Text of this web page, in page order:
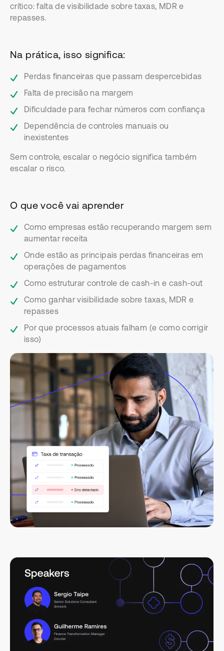
crítico: falta de visibilidade sobre taxas, MDR e
repasses.
Na prática, isso significa:
Perdas financeiras que passam despercebidas
Falta de precisão na margem
Dificuldade para fechar números com confiança
Dependência de controles manuais ou
inexistentes
Sem controle, escalar o negócio significa também
escalar o risco.
O que você vai aprender
Como empresas estão recuperando margem sem
aumentar receita
Onde estão as principais perdas financeiras em
operações de pagamentos
Como estruturar controle de cash-in e cash-out
Como ganhar visibilidade sobre taxas, MDR e
repasses
Por que processos atuais falham (e como corrigir
isso)